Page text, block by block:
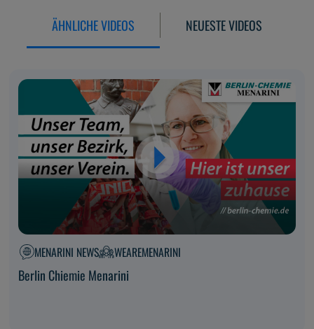
ÄHNLICHE VIDEOS NEUESTE VIDEOS
MENARINI NEWS WEAREMENARINI
Berlin Chiemie Menarini